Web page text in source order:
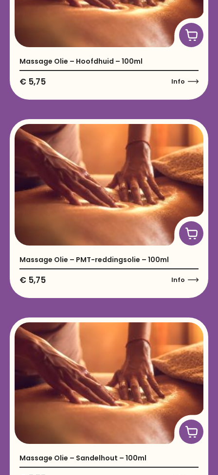
Massage Olie – Hoofdhuid – 100ml
€ 5,75 Info
Massage Olie – PMT-reddingsolie – 100ml
€ 5,75 Info
Massage Olie – Sandelhout – 100ml